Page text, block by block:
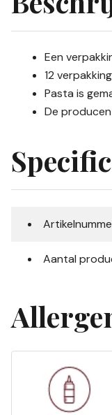
Een
12
Pasta is
De
Aantal